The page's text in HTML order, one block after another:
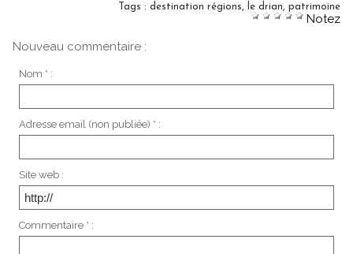
Tags : destination régions, le drian, patrimoine
Notez
Nouveau commentaire :
Nom * :
Adresse email (non publiée) * :
Site web :
Commentaire * :